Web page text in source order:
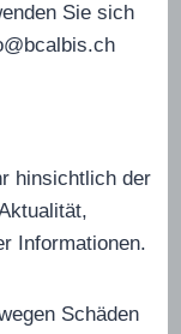
Sie sich
hinsichtlich der
Informationen.
Schäden